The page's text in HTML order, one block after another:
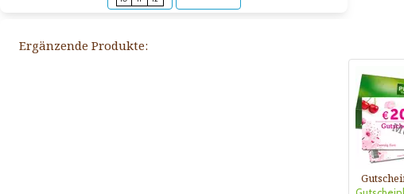
Ergänzende Produkte: